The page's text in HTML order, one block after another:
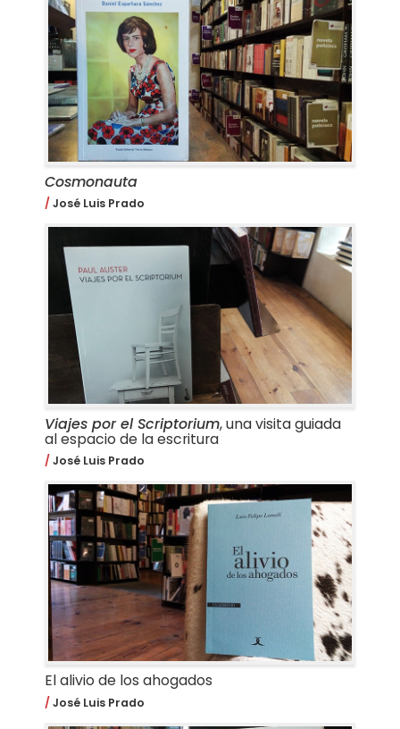
Cosmonauta
José Luis Prado
Viajes por el Scriptorium, una visita guiada
al espacio de la escritura
José Luis Prado
El alivio de los ahogados
José Luis Prado